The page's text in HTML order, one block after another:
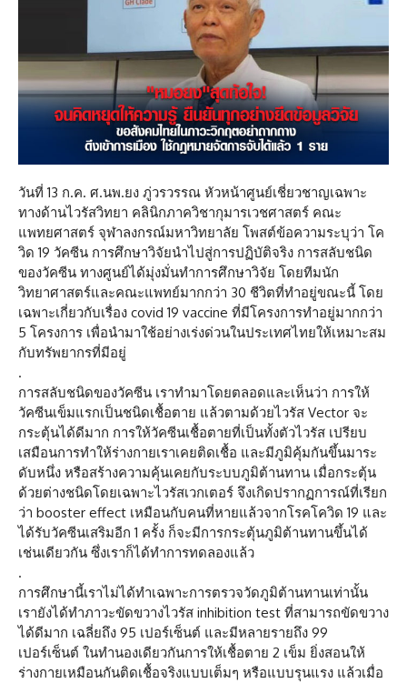
วันที่ 13 ก.ค. ศ.นพ.ยง ภู่วรวรรณ หัวหน้าศูนย์เชี่ยวชาญเฉพาะ
ทางด้านไวรัสวิทยา คลินิกภาควิชากุมารเวชศาสตร์ คณะ
แพทยศาสตร์ จุฬาลงกรณ์มหาวิทยาลัย โพสต์ข้อความระบุว่า โค
วิด 19 วัคซีน การศึกษาวิจัยนำไปสู่การปฏิบัติจริง การสลับชนิด
ของวัคซีน ทางศูนย์ได้มุ่งมั่นทำการศึกษาวิจัย โดยทีมนัก
วิทยาศาสตร์และคณะแพทย์มากกว่า 30 ชีวิตที่ทำอยู่ขณะนี้ โดย
เฉพาะเกี่ยวกับเรื่อง covid 19 vaccine ที่มีโครงการทำอยู่มากกว่า
5 โครงการ เพื่อนำมาใช้อย่างเร่งด่วนในประเทศไทยให้เหมาะสม
กับทรัพยากรที่มีอยู่
.
การสลับชนิดของวัคซีน เราทำมาโดยตลอดและเห็นว่า การให้
วัคซีนเข็มแรกเป็นชนิดเชื้อตาย แล้วตามด้วยไวรัส Vector จะ
กระตุ้นได้ดีมาก การให้วัคซีนเชื้อตายที่เป็นทั้งตัวไวรัส เปรียบ
เสมือนการทำให้ร่างกายเราเคยติดเชื้อ และมีภูมิคุ้มกันขึ้นมาระ
ดับหนึ่ง หรือสร้างความคุ้นเคยกับระบบภูมิต้านทาน เมื่อกระตุ้น
ด้วยต่างชนิดโดยเฉพาะไวรัสเวกเตอร์ จึงเกิดปรากฏการณ์ที่เรียก
ว่า booster effect เหมือนกับคนที่หายแล้วจากโรคโควิด 19 และ
ได้รับวัคซีนเสริมอีก 1 ครั้ง ก็จะมีการกระตุ้นภูมิต้านทานขึ้นได้
เช่นเดียวกัน ซึ่งเราก็ได้ทำการทดลองแล้ว
.
การศึกษานี้เราไม่ได้ทำเฉพาะการตรวจวัดภูมิต้านทานเท่านั้น
เรายังได้ทำภาวะขัดขวางไวรัส inhibition test ที่สามารถขัดขวาง
ได้ดีมาก เฉลี่ยถึง 95 เปอร์เซ็นต์ และมีหลายรายถึง 99
เปอร์เซ็นต์ ในทำนองเดียวกันการให้เชื้อตาย 2 เข็ม ยิ่งสอนให้
ร่างกายเหมือนกันติดเชื้อจริงแบบเต็มๆ หรือแบบรุนแรง แล้วเมื่อ